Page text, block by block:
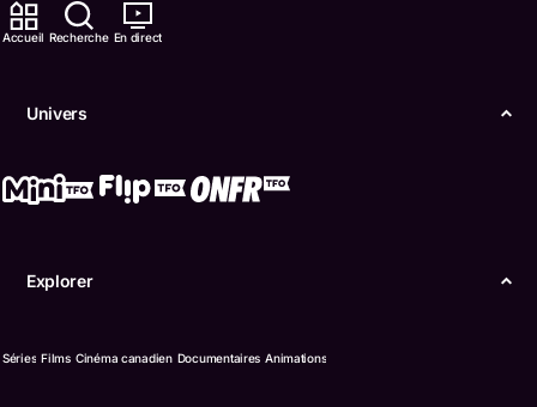
Accueil Recherche En direct
Univers
Explorer
Séries Films Cinéma canadien Documentaires Animations
ONFR
Boukili
Conditions d'utilisation
Confidentialité
langue française de l’Ontario (TFO) - 2026